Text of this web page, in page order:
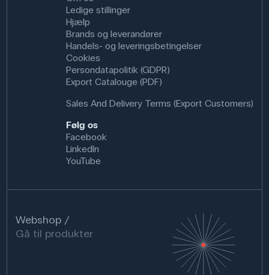
Ledige stillinger
Hjælp
Brands og leverandører
Handels- og leveringsbetingelser
Cookies
Persondatapolitik (GDPR)
Export Catalouge (PDF)
Sales And Delivery Terms (Export Customers)
Følg os
Facebook
LinkedIn
YouTube
Webshop
Gå til produkter